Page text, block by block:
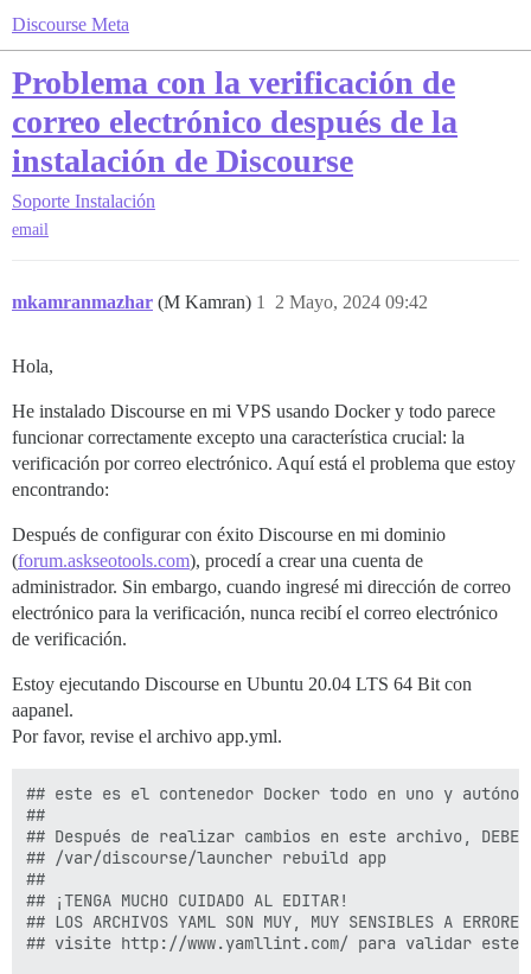
Discourse Meta
Problema con la verificación de
correo electrónico después de la
instalación de Discourse
Soporte Instalación
email
mkamranmazhar (M Kamran) 2 Mayo, 2024 09:42
1
Hola,
He instalado Discourse en mi VPS usando Docker y todo parece
funcionar correctamente excepto una característica crucial: la
verificación por correo electrónico. Aquí está el problema que estoy
encontrando:
Después de configurar con éxito Discourse en mi dominio
(forum.askseotools.com), procedí a crear una cuenta de
administrador. Sin embargo, cuando ingresé mi dirección de correo
electrónico para la verificación, nunca recibí el correo electrónico
de verificación.
Estoy ejecutando Discourse en Ubuntu 20.04 LTS 64 Bit con
aapanel.
Por favor, revise el archivo app.yml.
## este es el contenedor Docker todo en uno y
##
## Después de realizar cambios en este archivo,
## /var/discourse/launcher rebuild app
##
## ¡TENGA MUCHO CUIDADO AL EDITAR!
## LOS ARCHIVOS YAML SON MUY, MUY SENSIBLES A
## visite http://www.yamllint.com/ para validar este